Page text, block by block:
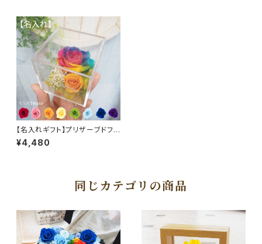
【名入れギフト】プリザーブドフラ
ワー レインボーローズ クリアボ
ックス メッセージ入り クリアケ
¥4,480
同じカテゴリの商品